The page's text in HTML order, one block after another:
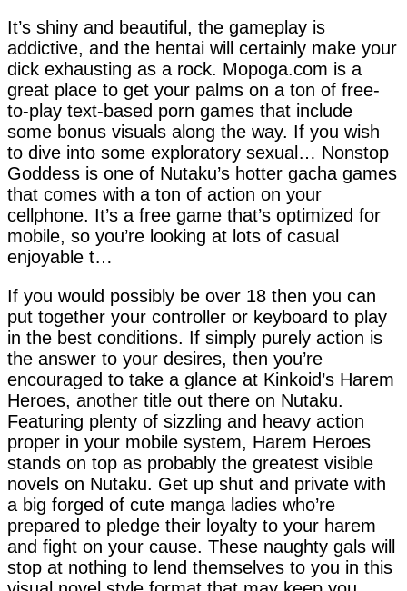
It’s shiny and beautiful, the gameplay is
addictive, and the hentai will certainly make your
dick exhausting as a rock. Mopoga.com is a
great place to get your palms on a ton of free-
to-play text-based porn games that include
some bonus visuals along the way. If you wish
to dive into some exploratory sexual… Nonstop
Goddess is one of Nutaku’s hotter gacha games
that comes with a ton of action on your
cellphone. It’s a free game that’s optimized for
mobile, so you’re looking at lots of casual
enjoyable t…
If you would possibly be over 18 then you can
put together your controller or keyboard to play
in the best conditions. If simply purely action is
the answer to your desires, then you’re
encouraged to take a glance at Kinkoid’s Harem
Heroes, another title out there on Nutaku.
Featuring plenty of sizzling and heavy action
proper in your mobile system, Harem Heroes
stands on top as probably the greatest visible
novels on Nutaku. Get up shut and private with
a big forged of cute manga ladies who’re
prepared to pledge their loyalty to your harem
and fight on your cause. These naughty gals will
stop at nothing to lend themselves to you in this